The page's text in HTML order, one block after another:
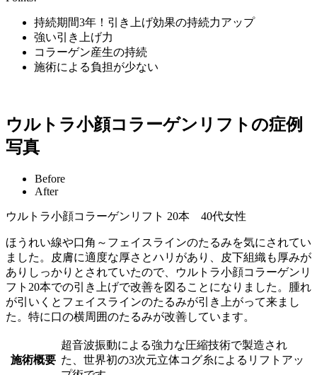
持続期間3年！引き上げ効果の持続力アップ
強い引き上げ力
コラーゲン産生の持続
施術による負担が少ない
ウルトラ小顔コラーゲンリフトの症例
写真
Before
After
ウルトラ小顔コラーゲンリフト 20本 40代女性
ほうれい線や口角～フェイスラインのたるみを気にされてい
ました。皮膚に適度な厚さとハリがあり、皮下組織も厚みが
ありしっかりとされていたので、ウルトラ小顔コラーゲンリ
フト20本での引き上げで改善を図ることになりました。腫れ
が引いくとフェイスラインのたるみが引き上がって来まし
た。特に口の横周囲のたるみが改善しています。
施術概要
超音波振動による強力な圧縮技術で製造され
た、世界初の3次元立体コグ糸によるリフトアッ